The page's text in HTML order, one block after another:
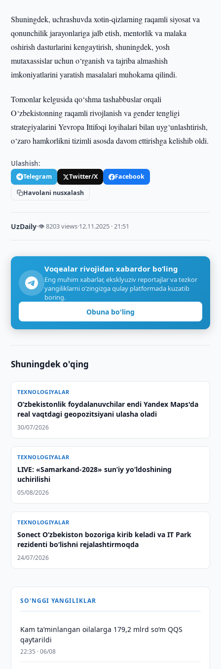
Shuningdek, uchrashuvda xotin-qizlarning raqamli siyosat va
qonunchilik jarayonlariga jalb etish, mentorlik va malaka
oshirish dasturlarini kengaytirish, shuningdek, yosh
mutaxassislar uchun o‘rganish va tajriba almashish
imkoniyatlarini yaratish masalalari muhokama qilindi.
Tomonlar kelgusida qo‘shma tashabbuslar orqali
O‘zbekistonning raqamli rivojlanish va gender tengligi
strategiyalarini Yevropa Ittifoqi loyihalari bilan uyg‘unlashtirish,
o‘zaro hamkorlikni tizimli asosda davom ettirishga kelishib oldi.
Ulashish:
Telegram Twitter/X
Facebook
Havolani nusxalash
UzDaily·👁 8203 views·12.11.2025 · 21:51
Voqealar rivojidan xabardor bo‘ling
Eng muhim xabarlar, eksklyuziv reportajlar va tezkor
yangiliklarni o‘zingizga qulay platformada kuzatib
boring.
Obuna bo'ling
Shuningdek o'qing
TEXNOLOGIYALAR
O‘zbekistonlik foydalanuvchilar endi Yandex Maps'da
real vaqtdagi geopozitsiyani ulasha oladi
30/07/2026
TEXNOLOGIYALAR
LIVE: «Samarkand-2028» sun’iy yo‘ldoshining
uchirilishi
05/08/2026
TEXNOLOGIYALAR
Sonect Oʻzbekiston bozoriga kirib keladi va IT Park
rezidenti boʻlishni rejalashtirmoqda
24/07/2026
SO'NGGI YANGILIKLAR
Kam taʼminlangan oilalarga 179,2 mlrd so‘m QQS
qaytarildi
22:35 · 06/08